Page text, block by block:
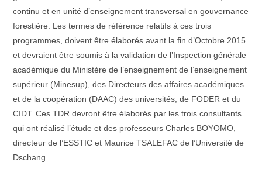
continu et en unité d’enseignement transversal en gouvernance
forestière. Les termes de référence relatifs à ces trois
programmes, doivent être élaborés avant la fin d’Octobre 2015
et devraient être soumis à la validation de l’Inspection générale
académique du Ministère de l’enseignement de l’enseignement
supérieur (Minesup), des Directeurs des affaires académiques
et de la coopération (DAAC) des universités, de FODER et du
CIDT. Ces TDR devront être élaborés par les trois consultants
qui ont réalisé l’étude et des professeurs Charles BOYOMO,
directeur de l’ESSTIC et Maurice TSALEFAC de l’Université de
Dschang.